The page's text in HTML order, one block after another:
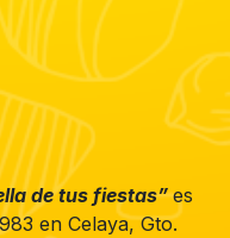
de tus fiestas”es
en Celaya, Gto.